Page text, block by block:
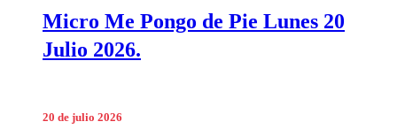
Micro Me Pongo de Pie Lunes 20
Julio 2026.
20 de julio 2026